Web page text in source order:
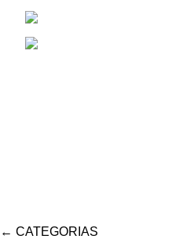
← CATEGORIAS